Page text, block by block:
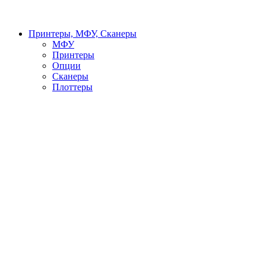
Принтеры, МФУ, Сканеры
МФУ
Принтеры
Опции
Сканеры
Плоттеры